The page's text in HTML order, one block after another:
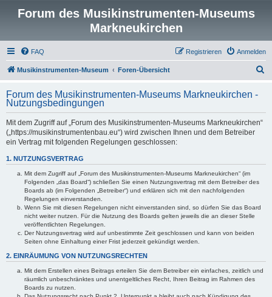
Forum des Musikinstrumenten-Museums
Markneukirchen
FAQ Anmelden
Registrieren
Musikinstrumenten-Museum Foren-Übersicht
h
Forum des Musikinstrumenten-Museums Markneukirchen -
Nutzungsbedingungen
Mit dem Zugriff auf „Forum des Musikinstrumenten-Museums Markneukirchen“
(„https://musikinstrumentenbau.eu“) wird zwischen Ihnen und dem Betreiber
ein Vertrag mit folgenden Regelungen geschlossen:
1. NUTZUNGSVERTRAG
Mit dem Zugriff auf „Forum des Musikinstrumenten-Museums Markneukirchen“ (im
Folgenden „das Board“) schließen Sie einen Nutzungsvertrag mit dem Betreiber des
Boards ab (im Folgenden „Betreiber“) und erklären sich mit den nachfolgenden
Regelungen einverstanden.
Wenn Sie mit diesen Regelungen nicht einverstanden sind, so dürfen Sie das Board
nicht weiter nutzen. Für die Nutzung des Boards gelten jeweils die an dieser Stelle
veröffentlichten Regelungen.
Der Nutzungsvertrag wird auf unbestimmte Zeit geschlossen und kann von beiden
Seiten ohne Einhaltung einer Frist jederzeit gekündigt werden.
2. EINRÄUMUNG VON NUTZUNGSRECHTEN
Mit dem Erstellen eines Beitrags erteilen Sie dem Betreiber ein einfaches, zeitlich und
räumlich unbeschränktes und unentgeltliches Recht, Ihren Beitrag im Rahmen des
Boards zu nutzen.